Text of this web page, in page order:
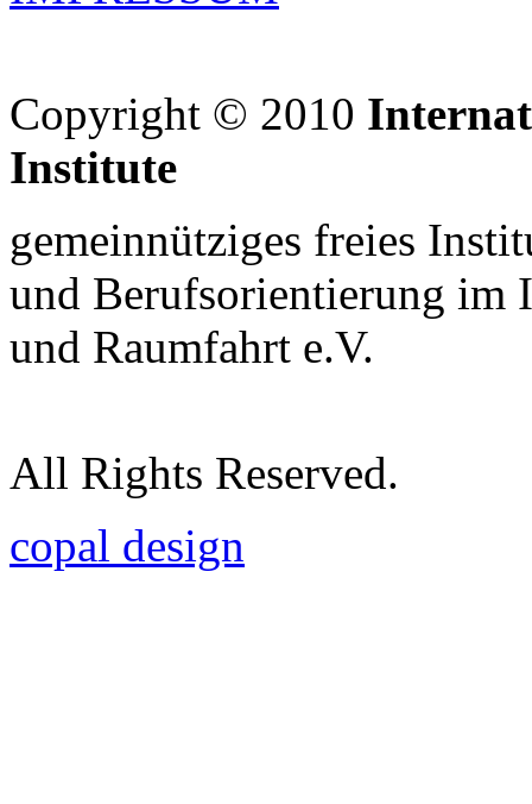
Copyright © 2010
Institute
gemeinnütziges freies
und Berufsorientierung im
und Raumfahrt e.V.
All Rights Reserved.
copal design